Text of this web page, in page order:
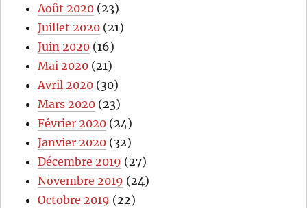
Août 2020 (23)
Juillet 2020 (21)
Juin 2020 (16)
Mai 2020 (21)
Avril 2020 (30)
Mars 2020 (23)
Février 2020 (24)
Janvier 2020 (32)
Décembre 2019 (27)
Novembre 2019 (24)
Octobre 2019 (22)